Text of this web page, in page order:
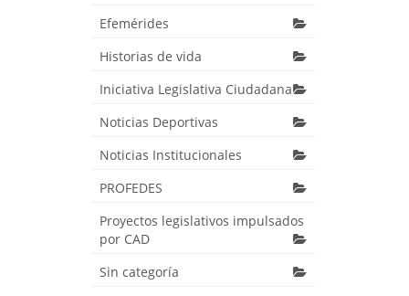
Efemérides
Historias de vida
Iniciativa Legislativa Ciudadana
Noticias Deportivas
Noticias Institucionales
PROFEDES
Proyectos legislativos impulsados
por CAD
Sin categoría